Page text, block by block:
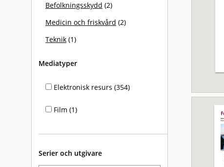
Befolkningsskydd (2)
Medicin och friskvård (2)
Teknik (1)
Mediatyper
Elektronisk resurs (354)
Film (1)
Serier och utgivare